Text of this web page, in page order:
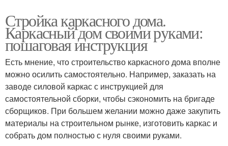
Стройка каркасного дома.
Каркасный дом своими руками:
пошаговая инструкция
Есть мнение, что строительство каркасного дома вполне
можно осилить самостоятельно. Например, заказать на
заводе силовой каркас с инструкцией для
самостоятельной сборки, чтобы сэкономить на бригаде
сборщиков. При большем желании можно даже закупить
материалы на строительном рынке, изготовить каркас и
собрать дом полностью с нуля своими руками.